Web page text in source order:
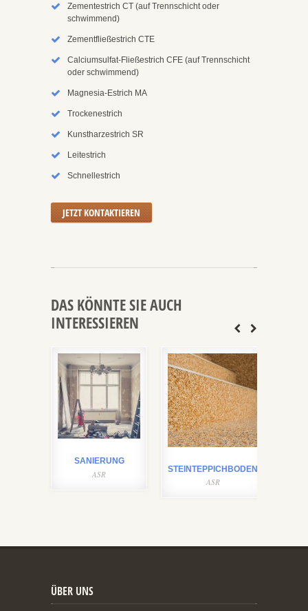
Zementestrich CT (auf Trennschicht oder
schwimmend)
Zementfließestrich CTE
Calciumsulfat-Fließestrich CFE (auf Trennschicht
oder schwimmend)
Magnesia-Estrich MA
Trockenestrich
Kunstharzestrich SR
Leitestrich
Schnellestrich
JETZT KONTAKTIEREN
DAS KÖNNTE SIE AUCH
INTERESSIEREN
SANIERUNG
ASR
STEINTEPPICHBODEN
ASR
ÜBER UNS